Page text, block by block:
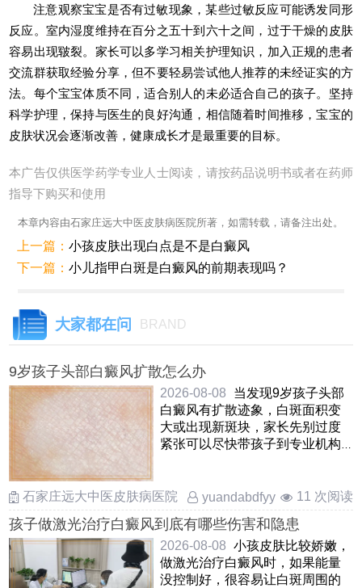
注意观察宝宝是否有过敏现象，某些过敏反应可能诱发同形
反应。室内湿度维持在百分之五十到六十之间，过于干燥的皮肤
容易出现皲裂。家长可以多学习相关护理知识，加入正规的患者
交流群获取经验分享，但不要轻易尝试他人推荐的未经证实的方
法。每个宝宝体质不同，适合别人的未必适合自己的孩子。坚持
科学护理，保持与医生的良好沟通，相信随着时间推移，宝宝的
皮肤状况会逐渐改善，健康成长才是最重要的目标。
本广告仅供医学药学专业人士阅读，请按药品说明书或者在药师
指导下购买和使用
本章内容由石家庄远大中医皮肤病医院所著，如需转载，请备注出处。
上一篇：小孩皮肤出现白点是不是白癜风
下一篇：小儿指甲白斑是白癜风的前期表现吗？
大家都在问 BRAND
9岁孩子头部白癜风扩散怎么办
2026-08-08
当发现9岁孩子头部
白癜风有扩散迹象，白斑面积变
大或出现新斑块，家长先别过度
紧张可以尽快带孩子到专业机构
石家庄远大中医皮肤病医院 yuandabdfyy 11 次阅读
孩子做激光治疗白癜风到底有哪些伤害和隐患
2026-08-08 小孩皮肤比较娇嫩，
做激光治疗白癜风时，如果能量
没控制好，很容易让白斑周围的